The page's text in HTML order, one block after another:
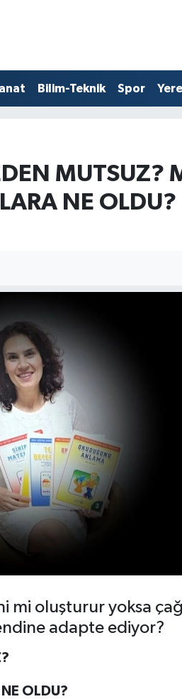
Bilim-Teknik Spor Yerel
MUTSUZ?
NE OLDU?
oluşturur yoksa
adapte ediyor?
OLDU?